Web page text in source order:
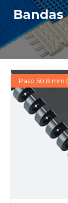
Bandas
Paso 50,8 mm